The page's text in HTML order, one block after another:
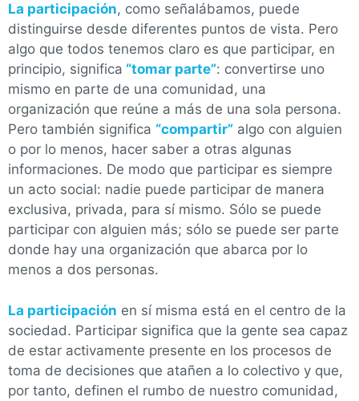
La participación, como señalábamos, puede
distinguirse desde diferentes puntos de vista. Pero
algo que todos tenemos claro es que participar, en
principio, significa “tomar parte”: convertirse uno
mismo en parte de una comunidad, una
organización que reúne a más de una sola persona.
Pero también significa “compartir” algo con alguien
o por lo menos, hacer saber a otras algunas
informaciones. De modo que participar es siempre
un acto social: nadie puede participar de manera
exclusiva, privada, para sí mismo. Sólo se puede
participar con alguien más; sólo se puede ser parte
donde hay una organización que abarca por lo
menos a dos personas.
La participación en sí misma está en el centro de la
sociedad. Participar significa que la gente sea capaz
de estar activamente presente en los procesos de
toma de decisiones que atañen a lo colectivo y que,
por tanto, definen el rumbo de nuestro comunidad,